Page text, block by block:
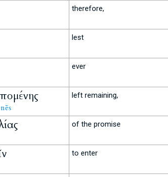
therefore,
lest
ever
left remaining,
of the promise
to enter